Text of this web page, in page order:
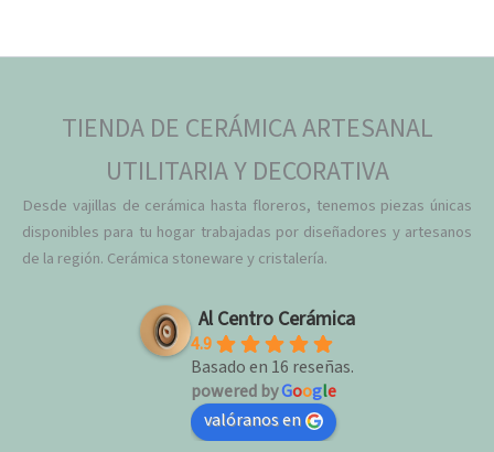
TIENDA DE CERÁMICA ARTESANAL
UTILITARIA Y DECORATIVA
Desde vajillas de cerámica hasta floreros, tenemos piezas únicas
disponibles para tu hogar trabajadas por diseñadores y artesanos
de la región. Cerámica stoneware y cristalería.
Al Centro Cerámica
4.9
Basado en 16 reseñas.
powered byGoogle
valóranos en